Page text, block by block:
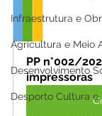
Infraestrutura e
Agricultura e Meio
Desenvolvimento
Desporto Cultura e
PP n°002/
impressoras